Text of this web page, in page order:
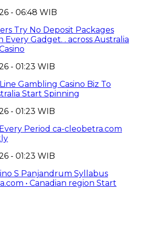
- 06:48 WIB
Try No Deposit Packages
Gadget. . across Australia
- 01:23 WIB
Gambling Casino Biz To
Start Spinning
- 01:23 WIB
Period ca-cleobetra.com
- 01:23 WIB
S Panjandrum Syllabus
• Canadian region Start